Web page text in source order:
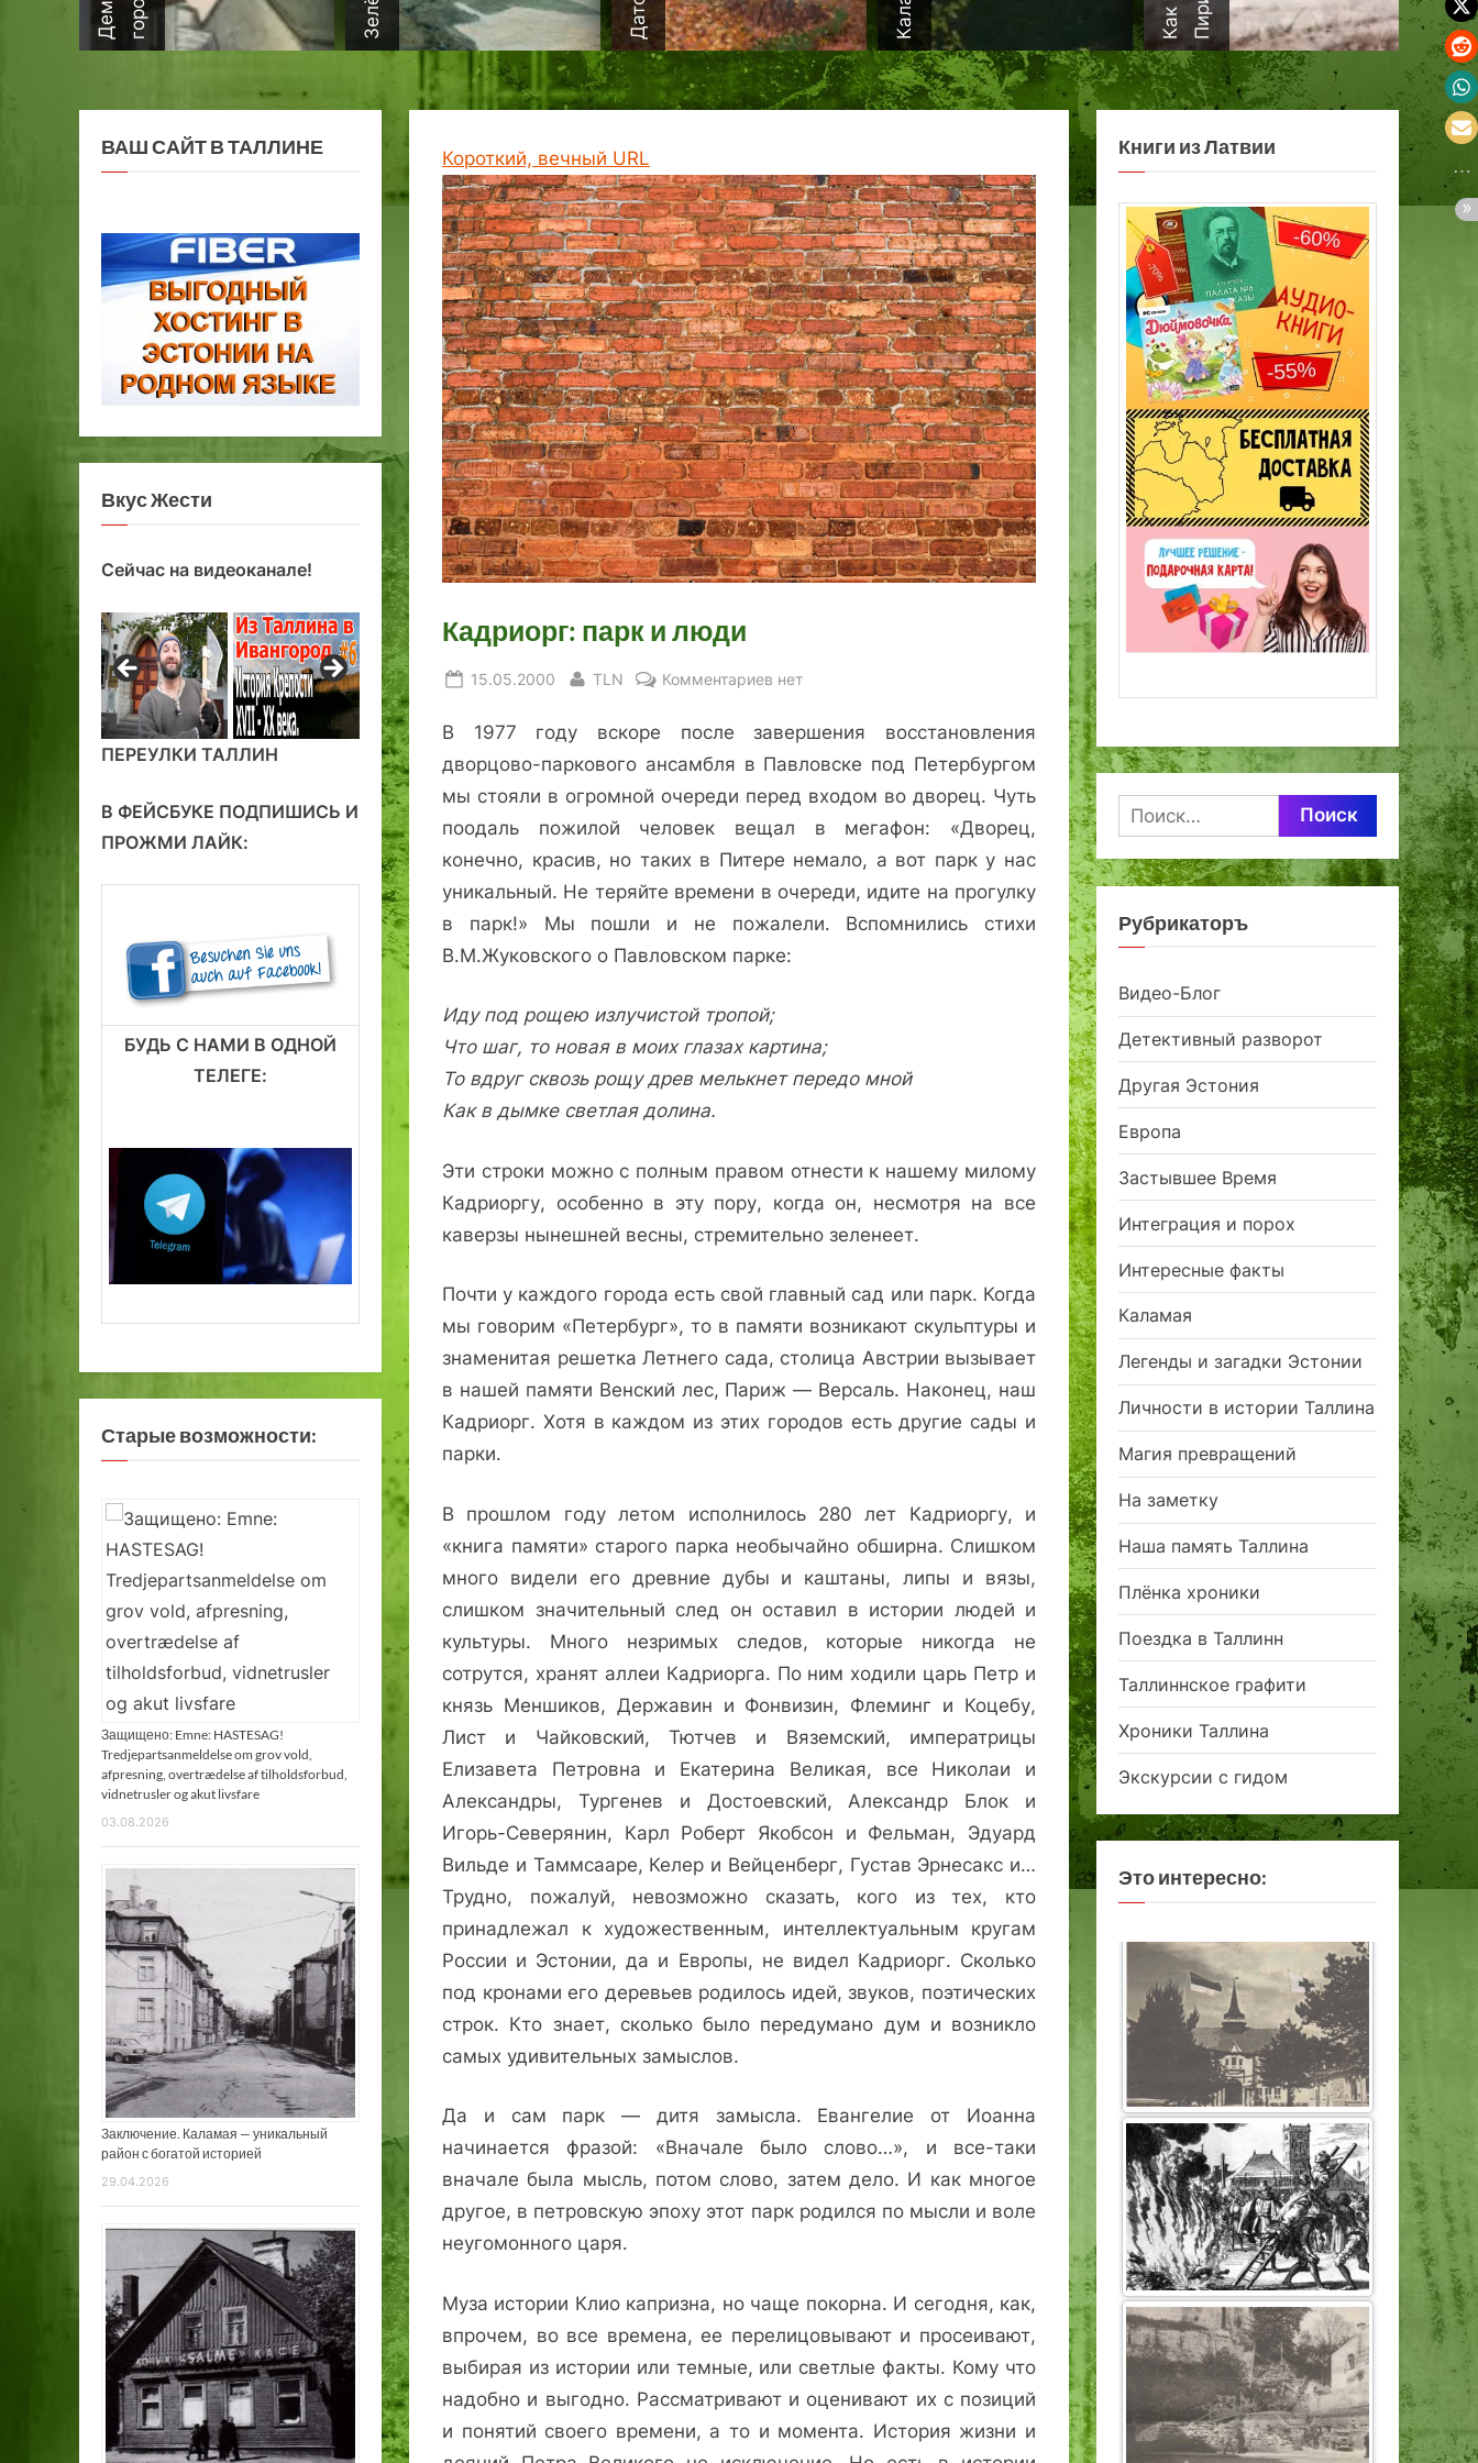
Короткий, вечный URL
Кадриорг: парк и люди
Posted
15.05.2000 By
TLN Комментариев к
Кадриорг:
парк
и
нет
В 1977 году вскоре после завершения восстановления
дворцово-паркового ансамбля в Павловске под Петербургом
мы стояли в огромной очереди перед входом во дворец. Чуть
поодаль пожилой человек вещал в мегафон: «Дворец,
конечно, красив, но таких в Питере немало, а вот парк у нас
уникальный. Не теряйте времени в очереди, идите на прогулку
в парк!» Мы пошли и не пожалели. Вспомнились стихи
В.М.Жуковского о Павловском парке:
Иду под рощею излучистой тропой;
Что шаг, то новая в моих глазах картина;
То вдруг сквозь рощу древ мелькнет передо мной
Как в дымке светлая долина.
Эти строки можно с полным правом отнести к нашему милому
Кадриоргу, особенно в эту пору, когда он, несмотря на все
каверзы нынешней весны, стремительно зеленеет.
Почти у каждого города есть свой главный сад или парк. Когда
мы говорим «Петербург», то в памяти возникают скульптуры и
знаменитая решетка Летнего сада, столица Австрии вызывает
в нашей памяти Венский лес, Париж — Версаль. Наконец, наш
Кадриорг. Хотя в каждом из этих городов есть другие сады и
парки.
В прошлом году летом исполнилось 280 лет Кадриоргу, и
«книга памяти» старого парка необычайно обширна. Слишком
много видели его древние дубы и каштаны, липы и вязы,
слишком значительный след он оставил в истории людей и
культуры. Много незримых следов, которые никогда не
сотрутся, хранят аллеи Кадриорга. По ним ходили царь Петр и
князь Меншиков, Державин и Фонвизин, Флеминг и Коцебу,
Лист и Чайковский, Тютчев и Вяземский, императрицы
Елизавета Петровна и Екатерина Великая, все Николаи и
Александры, Тургенев и Достоевский, Александр Блок и
Игорь-Северянин, Карл Роберт Якобсон и Фельман, Эдуард
Вильде и Таммсааре, Келер и Вейценберг, Густав Эрнесакс и…
Трудно, пожалуй, невозможно сказать, кого из тех, кто
принадлежал к художественным, интеллектуальным кругам
России и Эстонии, да и Европы, не видел Кадриорг. Сколько
под кронами его деревьев родилось идей, звуков, поэтических
строк. Кто знает, сколько было передумано дум и возникло
самых удивительных замыслов.
Да и сам парк — дитя замысла. Евангелие от Иоанна
начинается фразой: «Вначале было слово…», и все-таки
вначале была мысль, потом слово, затем дело. И как многое
другое, в петровскую эпоху этот парк родился по мысли и воле
неугомонного царя.
Муза истории Клио капризна, но чаще покорна. И сегодня, как,
впрочем, во все времена, ее перелицовывают и просеивают,
выбирая из истории или темные, или светлые факты. Кому что
надобно и выгодно. Рассматривают и оценивают их с позиций
и понятий своего времени, а то и момента. История жизни и
ВАШ САЙТ В ТАЛЛИНЕ
Вкус Жести
Сейчас на видеоканале!
ПЕРЕУЛКИ ТАЛЛИН
В ФЕЙСБУКЕ ПОДПИШИСЬ И
ПРОЖМИ ЛАЙК:
БУДЬ С НАМИ В ОДНОЙ
ТЕЛЕГЕ:
Старые возможности:
Защищено: Emne: HASTESAG!
Tredjepartsanmeldelse om grov vold,
afpresning, overtrædelse af tilholdsforbud,
vidnetrusler og akut livsfare
03.08.2026
Заключение. Каламая — уникальный
район с богатой историей
29.04.2026
Книги из Латвии
Найти:
Рубрикаторъ
Видео-Блог
Детективный разворот
Другая Эстония
Европа
Застывшее Время
Интеграция и порох
Интересные факты
Каламая
Легенды и загадки Эстонии
Личности в истории Таллина
Магия превращений
На заметку
Наша память Таллина
Плёнка хроники
Поездка в Таллинн
Таллиннское графити
Хроники Таллина
Экскурсии с гидом
Это интересно: